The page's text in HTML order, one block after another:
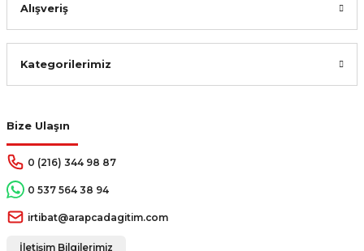
Bize Ulaşın
0 (216) 344 98 87
0 537 564 38 94
irtibat@arapcadagitim.com
İletişim Bilgilerimiz
Alışveriş
Kategorilerimiz